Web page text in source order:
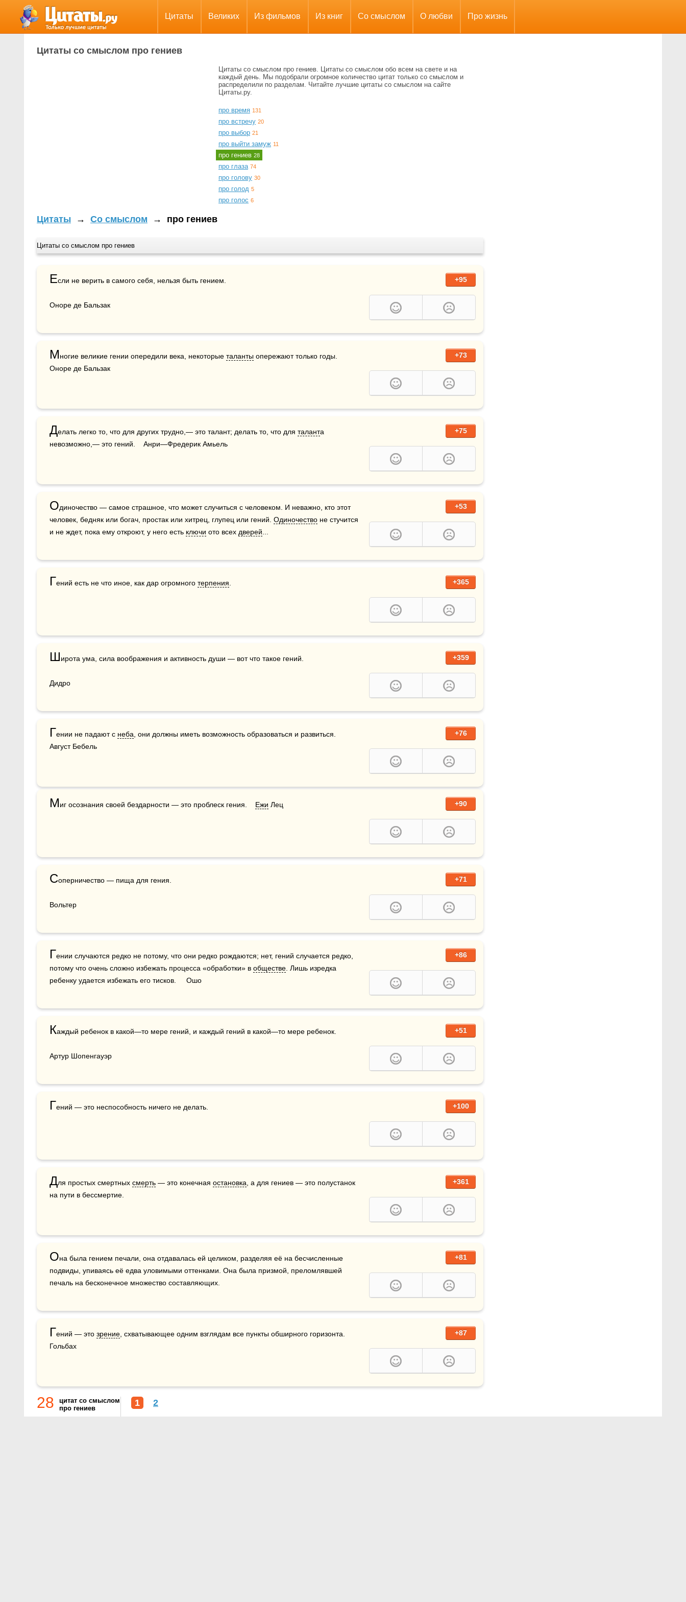
Цитаты Великих Из фильмов Из книг Со смыслом О любви Про жизнь
Цитаты со смыслом про гениев
Цитаты со смыслом про гениев. Цитаты со смыслом обо всем на свете и на
каждый день. Мы подобрали огромное количество цитат только со смыслом и
распределили по разделам. Читайте лучшие цитаты со смыслом на сайте
Цитаты.ру.
про время 131
про встречу 20
про выбор 21
про выйти замуж 11
про гениев 28
про глаза 74
про голову 30
про голод 5
про голос 6
Цитаты → Со смыслом → про гениев
Цитаты со смыслом про гениев
+95
Если не верить в самого себя, нельзя быть гением.
Оноре де Бальзак
+73
Многие великие гении опередили века, некоторые таланты опережают только годы.
Оноре де Бальзак
+75
Делать легко то, что для других трудно,— это талант; делать то, что для таланта
невозможно,— это гений.    Анри—Фредерик Амьель
+53
Одиночество — самое страшное, что может случиться с человеком. И неважно, кто этот
человек, бедняк или богач, простак или хитрец, глупец или гений. Одиночество не стучится
и не ждет, пока ему откроют, у него есть ключи ото всех дверей
+365
Гений есть не что иное, как дар огромного терпения
+359
Широта ума, сила воображения и активность ду­ши — вот что такое гений.
Дидро
+76
Гении не падают с неба , они должны иметь возмож­ность образоваться и развиться.
Август Бебель
+90
Миг осознания своей бездарности — это проблеск гения. Ежи Лец
+71
Соперничество — пища для гения.
Вольтер
+86
Гении случаются редко не потому, что они редко рождаются; нет, гений случается редко,
потому что очень сложно избежать процесса «обработки» в обществе . Лишь изредка
ребенку удается избежать его тисков.     Ошо
+51
Каждый ребенок в какой—то мере гений, и каждый гений в какой—то мере ребенок.
Артур Шопенгауэр
+100
Г
+361
Для простых смертных смерть — это конечная остановка , а для гениев — это полустанок
на пути в бессмертие.
+81
Она была гением печали, она отдавалась ей целиком, разделяя её на бесчисленные
подвиды, упиваясь её едва уловимыми оттенками. Она была призмой, преломлявшей
печаль на бесконечное множество составляющих.
+87
Гений — это зрение , схватывающее одним взглядам все пункты обширного горизонта.
Гольбах
28
цитат со смыслом
про гениев
1 2